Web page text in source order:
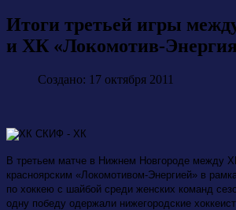
Итоги третьей игры
и ХК «Локомотив-
Создано: 17 октября 2011
В третьем матче в Нижнем Новгороде между
красноярским «Локомотивом-Энергией» в
по хоккею с шайбой среди женских команд
одну победу одержали нижегородские